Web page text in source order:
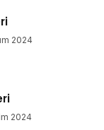
2024
2024